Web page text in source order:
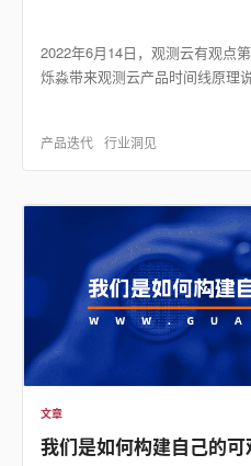
2022年6月14日，观测云有观点
烁淼带来观测云产品时间线原理
产品迭代 行业洞见
文章
我们是如何构建自己的可